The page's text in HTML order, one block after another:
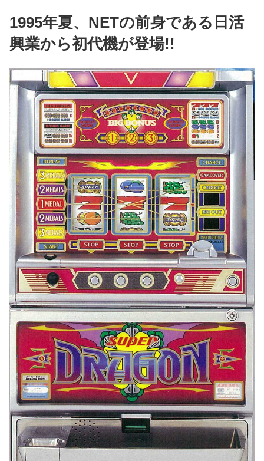
1995年夏、NETの前身である日活
興業から初代機が登場!!